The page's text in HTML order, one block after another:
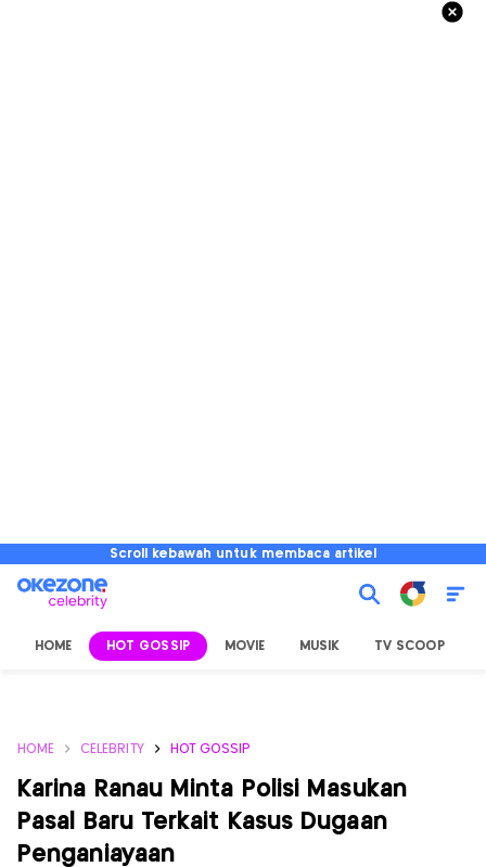
Scroll kebawah untuk membaca artikel
HOME HOT GOSSIP MOVIE MUSIK TV SCOOP
HOME CELEBRITY HOT GOSSIP
Karina Ranau Minta Polisi Masukan
Pasal Baru Terkait Kasus Dugaan
Penganiayaan